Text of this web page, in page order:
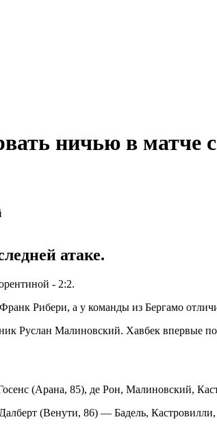
ничью в матче
атаке.
- 2:2.
Рибери, а у команды из Бергамо
Руслан Малиновский. Хавбек впервые
(Арана, 85), де Рон, Малиновский,
(Венути, 86) — Бадель, Кастровилли,